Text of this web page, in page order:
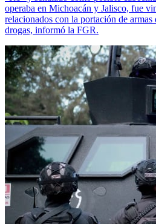
operaba en Michoacán y Jalisco, fue
relacionados con la portación de
drogas, informó la FGR.